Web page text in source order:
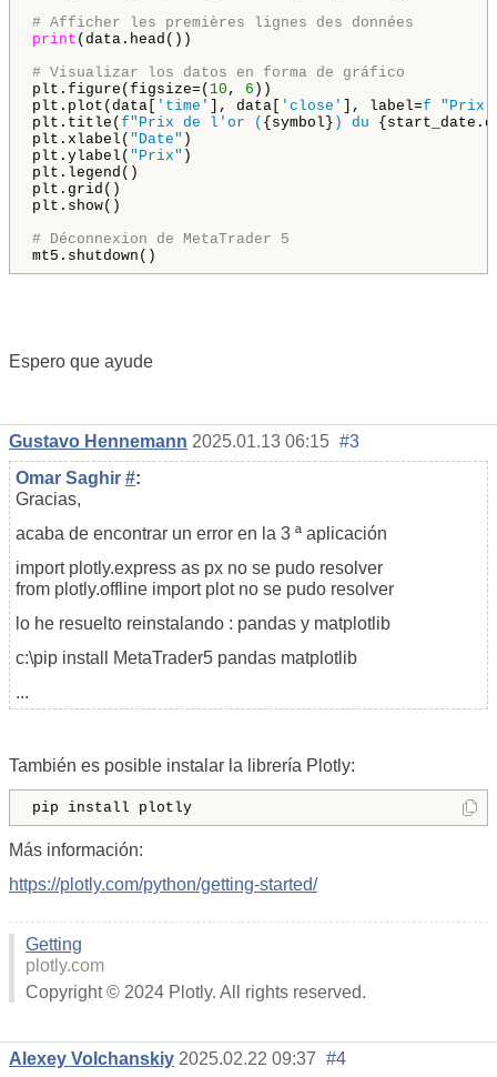
# Afficher les premières lignes des données
print (data.head())
# Visualizar los datos en forma de gráfico
plt.figure(figsize=( 10 , 6 ))
plt.plot(data[
'time' ], data[ 'close' ], label=f "Prix
plt.title( f"Prix de l'or ( {symbol} ) du
plt.xlabel( "Date" )
plt.ylabel( "Prix" )
plt.legend()
plt.grid()
plt.show()
# Déconnexion de MetaTrader 5
mt5.shutdown()
Espero que ayude
Gustavo Hennemann 2025.01.13 06:15 #3
Omar Saghir #:
Gracias,
acaba de encontrar un error en la 3 ª aplicación
importplotly.express as px no se pudo resolver
from plotly.offline importplot no se pudo resolver
lo he resuelto reinstalando : pandas y matplotlib
c:\pip install MetaTrader5 pandas matplotlib
...
También es posible instalar la librería Plotly:
pip install plotly
Más información:
https://plotly.com/python/getting-started/
Getting
plotly.com
Copyright © 2024 Plotly. All rights reserved.
Alexey Volchanskiy 2025.02.22 09:37 #4